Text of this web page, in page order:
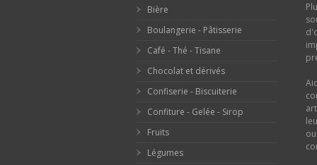
Bière
Boulangerie - Pâtisserie
Café - Thé - Tisane
Chocolat et dérivés
Confiserie - Biscuiterie
Confiture - Gelée - Sirop
Fruits
Légumes